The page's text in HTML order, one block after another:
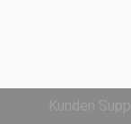
Kunden